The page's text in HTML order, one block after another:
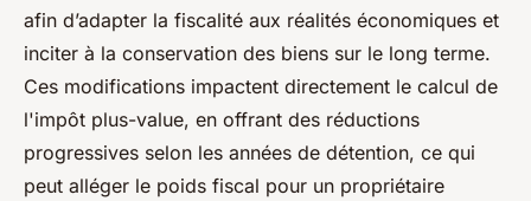
afin d’adapter la fiscalité aux réalités économiques et
inciter à la conservation des biens sur le long terme.
Ces modifications impactent directement le calcul de
l'impôt plus-value, en offrant des réductions
progressives selon les années de détention, ce qui
peut alléger le poids fiscal pour un propriétaire